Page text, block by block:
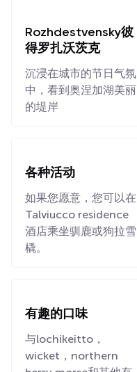
Rozhdestvensky彼
得罗扎沃茨克
沉浸在城市的节日气氛
中，看到奥涅加湖美丽
的堤岸
各种活动
如果您愿意，您可以在
Talviucco residence
酒店乘坐驯鹿或狗拉雪
橇。
有趣的口味
与lochikeitto，
wicket，northern